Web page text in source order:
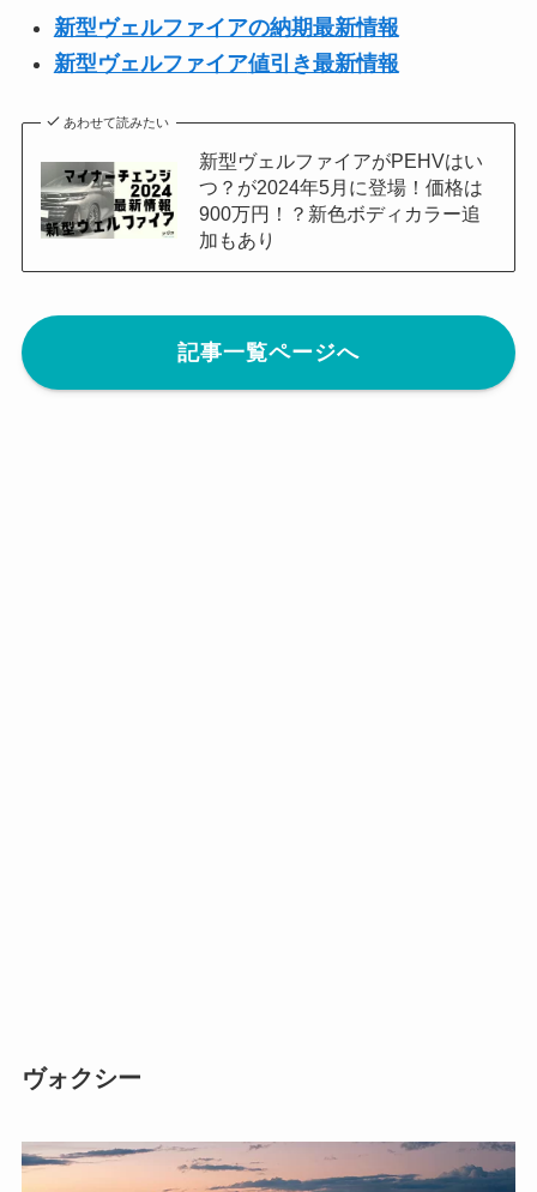
新型ヴェルファイアの納期最新情報
新型ヴェルファイア値引き最新情報
あわせて読みたい
新型ヴェルファイアがPEHVはい
つ？が2024年5月に登場！価格は
900万円！？新色ボディカラー追
加もあり
記事一覧ページへ
ヴォクシー